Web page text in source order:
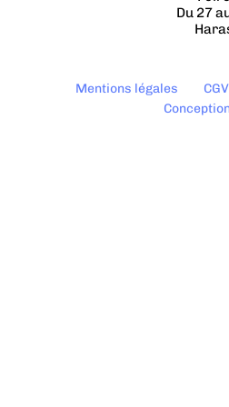
Du 27
Mentions légales CGV